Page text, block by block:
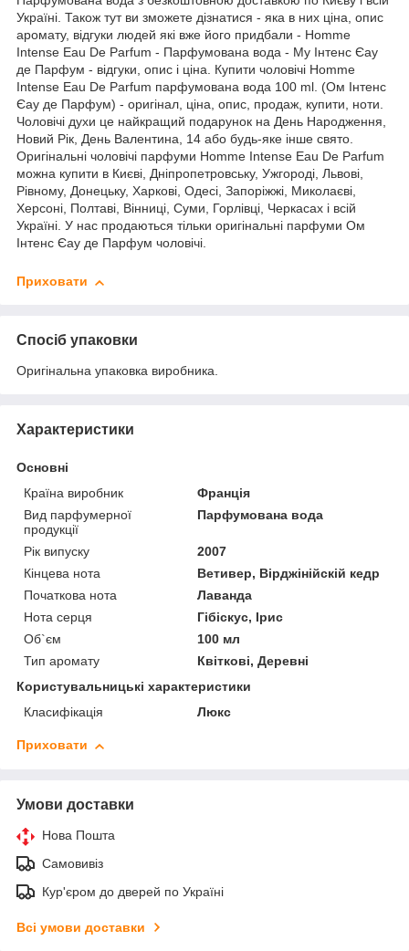
Україні. Також тут ви зможете дізнатися - яка в них ціна, опис
аромату, відгуки людей які вже його придбали - Homme
Intense Eau De Parfum - Парфумована вода - Му Інтенс Єау
де Парфум - відгуки, опис і ціна. Купити чоловічі Homme
Intense Eau De Parfum парфумована вода 100 ml. (Ом Інтенс
Єау де Парфум) - оригінал, ціна, опис, продаж, купити, ноти.
Чоловічі духи це найкращий подарунок на День Народження,
Новий Рік, День Валентина, 14 або будь-яке інше свято.
Оригінальні чоловічі парфуми Homme Intense Eau De Parfum
можна купити в Києві, Дніпропетровську, Ужгороді, Львові,
Рівному, Донецьку, Харкові, Одесі, Запоріжжі, Миколаєві,
Херсоні, Полтаві, Вінниці, Суми, Горлівці, Черкасах і всій
Україні. У нас продаються тільки оригінальні парфуми Ом
Інтенс Єау де Парфум чоловічі.
Приховати
Спосіб упаковки
Оригінальна упаковка виробника.
Характеристики
Основні
Країна виробник
Франція
Вид парфумерної
продукції
Парфумована вода
Рік випуску
2007
Кінцева нота
Ветивер, Вірджінійскій кедр
Початкова нота
Лаванда
Нота серця
Гібіскус, Ірис
Об`єм
100 мл
Тип аромату
Квіткові, Деревні
Користувальницькі характеристики
Класифікація
Люкс
Приховати
Умови доставки
Нова Пошта
Самовивіз
Кур'єром до дверей по Україні
Всі умови доставки